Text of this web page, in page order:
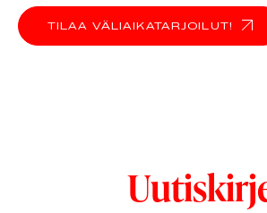
TILAA VÄLIAIKATARJOILUT!